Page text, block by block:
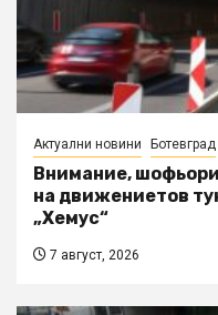
Актуални новини Ботевград
Внимание,
на движениетов
„Хемус“
7 август, 2026